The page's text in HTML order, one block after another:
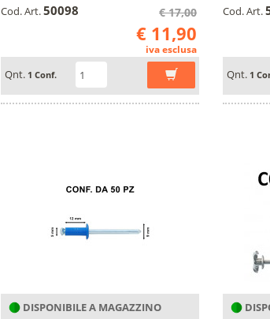
Cod. Art.50098 € 17,00
€ 11,90
iva esclusa
Qnt. 1 Conf.
Cod. Art.
Qnt. 1
DISPONIBILE A MAGAZZINO